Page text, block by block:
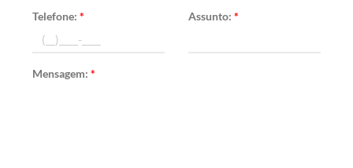
Telefone:* Assunto: *
Mensagem:*